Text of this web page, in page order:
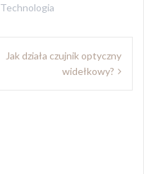
Technologia
Jak działa czujnik optyczny
widełkowy?